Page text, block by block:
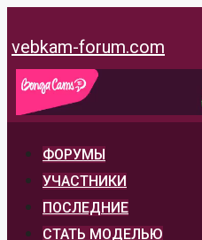
к
содержимому
vebkam-forum.com
ФОРУМЫ
УЧАСТНИКИ
ПОСЛЕДНИЕ
СТАТЬ МОДЕЛЬЮ